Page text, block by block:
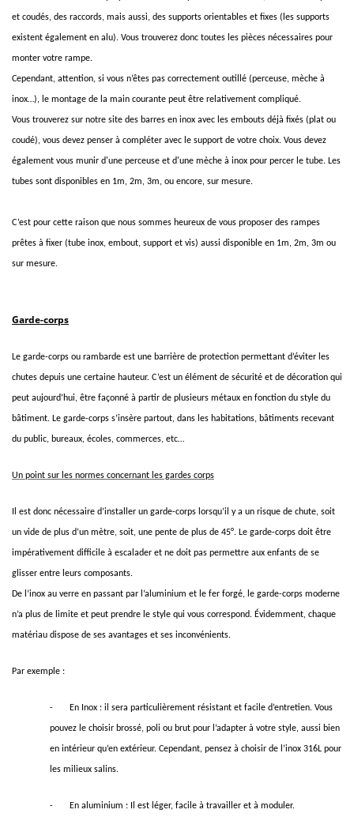
et coudés, des raccords, mais aussi, des supports orientables et fixes (les supports
existent également en alu). Vous trouverez donc toutes les pièces nécessaires pour
monter votre rampe.
Cependant, attention, si vous n’êtes pas correctement outillé (perceuse, mèche à
inox…), le montage de la main courante peut être relativement compliqué.
Vous trouverez sur notre site des barres en inox avec les embouts déjà fixés (plat ou
coudé), vous devez penser à compléter avec le support de votre choix. Vous devez
également vous munir d'une perceuse et d'une mèche à inox pour percer le tube. Les
tubes sont disponibles en 1m, 2m, 3m, ou encore, sur mesure.
C’est pour cette raison que nous sommes heureux de vous proposer des rampes
prêtes à fixer (tube inox, embout, support et vis) aussi disponible en 1m, 2m, 3m ou
sur mesure.
Garde-corps
Le garde-corps ou rambarde est une barrière de protection permettant d’éviter les
chutes depuis une certaine hauteur. C’est un élément de sécurité et de décoration qui
peut aujourd’hui, être façonné à partir de plusieurs métaux en fonction du style du
bâtiment. Le garde-corps s’insère partout, dans les habitations, bâtiments recevant
du public, bureaux, écoles, commerces, etc…
Un point sur les normes concernant les gardes corps
Il est donc nécessaire d’installer un garde-corps lorsqu’il y a un risque de chute, soit
un vide de plus d’un mètre, soit, une pente de plus de 45°. Le garde-corps doit être
impérativement difficile à escalader et ne doit pas permettre aux enfants de se
glisser entre leurs composants.
De l’inox au verre en passant par l’aluminium et le fer forgé, le garde-corps moderne
n’a plus de limite et peut prendre le style qui vous correspond. Évidemment, chaque
matériau dispose de ses avantages et ses inconvénients.
Par exemple :
- En Inox : il sera particulièrement résistant et facile d’entretien. Vous
pouvez le choisir brossé, poli ou brut pour l’adapter à votre style, aussi bien
en intérieur qu’en extérieur. Cependant, pensez à choisir de l’inox 316L pour
les milieux salins.
- En aluminium : Il est léger, facile à travailler et à moduler.